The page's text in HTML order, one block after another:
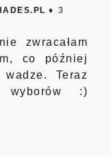
♦ 3
zwracałam
co później
Teraz
wyborów :)